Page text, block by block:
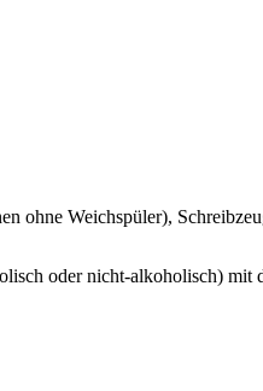
ohne Weichspüler),
oder nicht-alkoholisch) mit